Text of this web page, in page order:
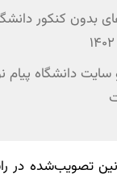
بدون کنکور
دانشگاه پیام
تصویب‌شده در